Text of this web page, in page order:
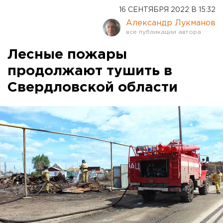
16 СЕНТЯБРЯ 2022 В 15:32
Александр Лукманов
Лесные пожары
продолжают тушить в
Свердловской области